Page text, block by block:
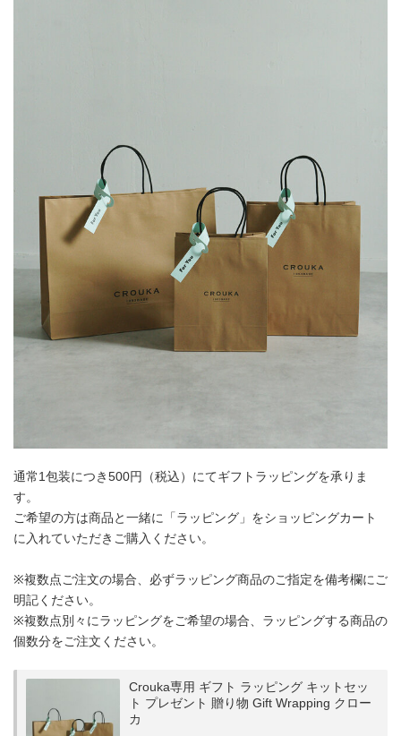
通常1包装につき500円（税込）にてギフトラッピングを承りま
す。
ご希望の方は商品と一緒に「ラッピング」をショッピングカート
に入れていただきご購入ください。
※複数点ご注文の場合、必ずラッピング商品のご指定を備考欄にご
明記ください。
※複数点別々にラッピングをご希望の場合、ラッピングする商品の
個数分をご注文ください。
Crouka専用 ギフト ラッピング キットセッ
ト プレゼント 贈り物 Gift Wrapping クロー
カ